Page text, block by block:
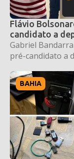
Flávio
candidato a
Gabriel
pré-candidato a
BAHIA